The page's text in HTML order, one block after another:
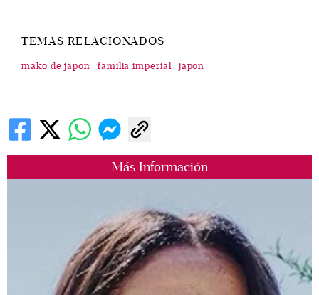
Más Información
TEMAS RELACIONADOS
mako de japon familia imperial japon